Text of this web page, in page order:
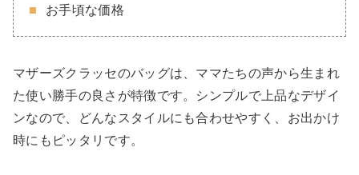
お手頃な価格
マザーズクラッセのバッグは、ママたちの声から生まれ
た使い勝手の良さが特徴です。シンプルで上品なデザイ
ンなので、どんなスタイルにも合わせやすく、お出かけ
時にもピッタリです。